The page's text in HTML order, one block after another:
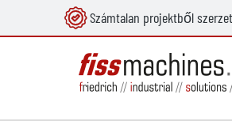
Számtalan projektből